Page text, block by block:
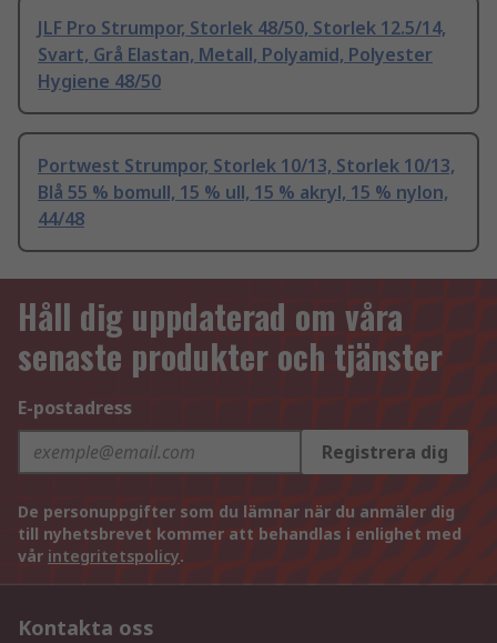
JLF Pro Strumpor, Storlek 48/50, Storlek 12.5/14,
Svart, Grå Elastan, Metall, Polyamid, Polyester
Hygiene 48/50
Portwest Strumpor, Storlek 10/13, Storlek 10/13,
Blå 55 % bomull, 15 % ull, 15 % akryl, 15 % nylon,
44/48
Håll dig uppdaterad om våra
senaste produkter och tjänster
E-postadress
Registrera dig
De personuppgifter som du lämnar när du anmäler dig
till nyhetsbrevet kommer att behandlas i enlighet med
vår integritetspolicy.
Kontakta oss